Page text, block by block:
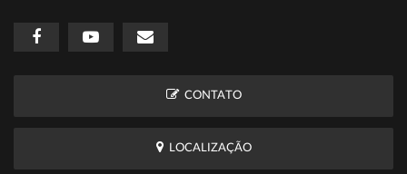
CONTATO
LOCALIZAÇÃO